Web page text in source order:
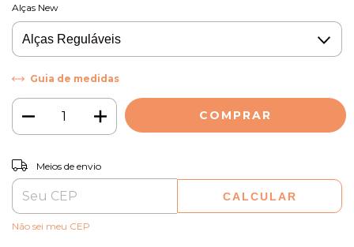
Alças New
Guia de medidas
Entregas para o CEP:
Meios de envio
CALCULAR
Não sei meu CEP